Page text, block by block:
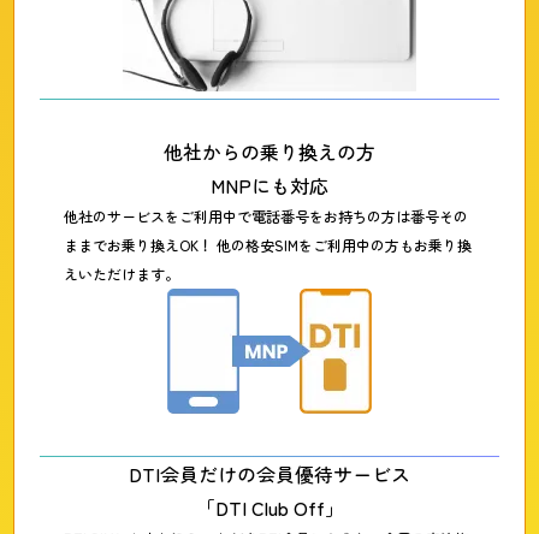
他社からの乗り換えの方
MNPにも対応
他社のサービスをご利用中で電話番号をお持ちの方は番号その
ままでお乗り換えOK！ 他の格安SIMをご利用中の方もお乗り換
えいただけます。
DTI会員だけの会員優待サービス
「DTI Club Off」